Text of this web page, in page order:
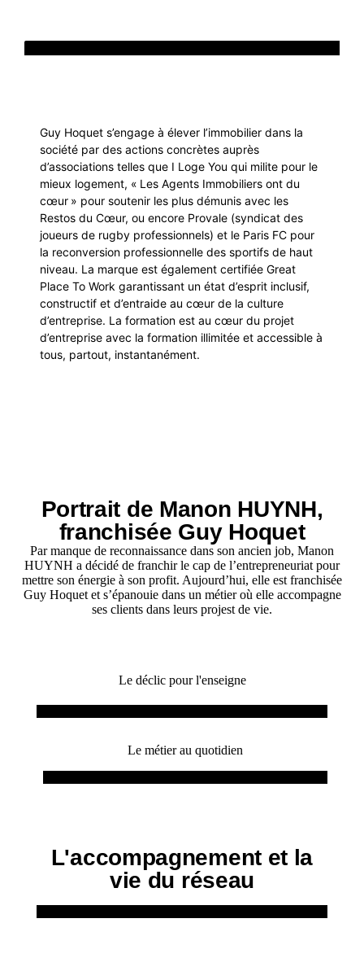
Guy Hoquet s’engage à élever l’immobilier dans la
société par des actions concrètes auprès
d’associations telles que I Loge You qui milite pour le
mieux logement, « Les Agents Immobiliers ont du
cœur » pour soutenir les plus démunis avec les
Restos du Cœur, ou encore Provale (syndicat des
joueurs de rugby professionnels) et le Paris FC pour
la reconversion professionnelle des sportifs de haut
niveau. La marque est également certifiée Great
Place To Work garantissant un état d’esprit inclusif,
constructif et d’entraide au cœur de la culture
d’entreprise. La formation est au cœur du projet
d’entreprise avec la formation illimitée et accessible à
tous, partout, instantanément.
Portrait de Manon HUYNH,
franchisée Guy Hoquet
Par manque de reconnaissance dans son ancien job, Manon
HUYNH a décidé de franchir le cap de l’entrepreneuriat pour
mettre son énergie à son profit. Aujourd’hui, elle est franchisée
Guy Hoquet et s’épanouie dans un métier où elle accompagne
ses clients dans leurs projest de vie.
Le déclic pour l'enseigne
Le métier au quotidien
L'accompagnement et la
vie du réseau